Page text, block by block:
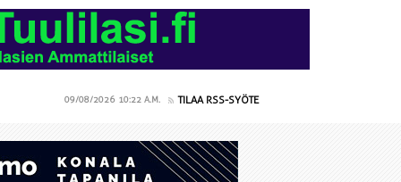
09/08/2026 10:22 A.M. TILAA RSS-SYÖTE